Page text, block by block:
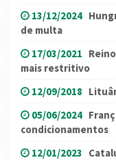
13/12/2024
de multa
17/03/2021
mais restritivo
12/09/2018
05/06/2024
condicionamentos
12/01/2023